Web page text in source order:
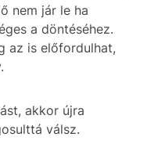
nem jár le ha
a döntéséhez.
az is előfordulhat,
akkor újra
válsz.